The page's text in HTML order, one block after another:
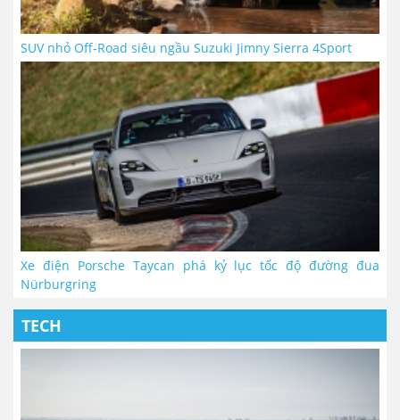
SUV nhỏ Off-Road siêu ngầu Suzuki Jimny Sierra 4Sport
Xe điện Porsche Taycan phá kỷ lục tốc độ đường đua
Nürburgring
TECH